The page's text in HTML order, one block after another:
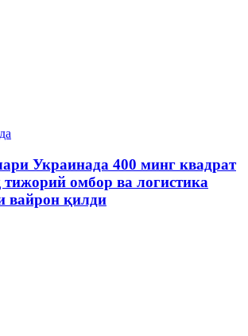
Украинада 400 минг квадрат
тижорий омбор ва логистика
вайрон қилди